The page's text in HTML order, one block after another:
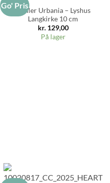
Go' Pris
Kähler Urbania – Lyshus
Langkirke 10 cm
kr.129,00
På lager